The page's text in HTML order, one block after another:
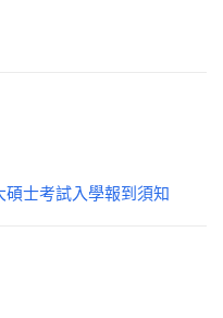
碩士考試入學報到須知